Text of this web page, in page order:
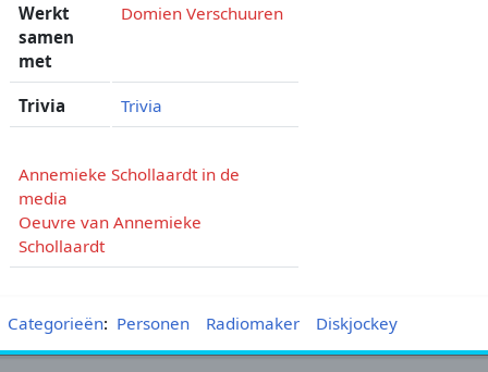
Werkt
samen
met
Domien Verschuuren
Trivia Trivia
Annemieke Schollaardt in de
media
Oeuvre van Annemieke
Schollaardt
Categorieën: Personen Radiomaker Diskjockey